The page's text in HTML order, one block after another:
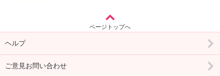
ページトップへ
ヘルプ
ご意見お問い合わせ